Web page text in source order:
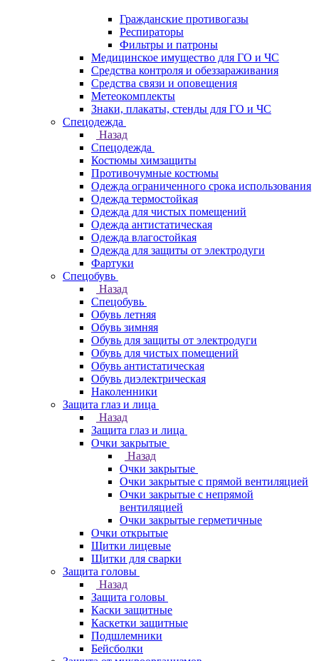
Гражданские противогазы
Респираторы
Фильтры и патроны
Медицинское имущество для ГО и ЧС
Средства контроля и обеззараживания
Средства связи и оповещения
Метеокомплекты
Знаки, плакаты, стенды для ГО и ЧС
Спецодежда
Назад
Спецодежда
Костюмы химзащиты
Противочумные костюмы
Одежда ограниченного срока использования
Одежда термостойкая
Одежда для чистых помещений
Одежда антистатическая
Одежда влагостойкая
Одежда для защиты от электродуги
Фартуки
Спецобувь
Назад
Спецобувь
Обувь летняя
Обувь зимняя
Обувь для защиты от электродуги
Обувь для чистых помещений
Обувь антистатическая
Обувь диэлектрическая
Наколенники
Защита глаз и лица
Назад
Защита глаз и лица
Очки закрытые
Назад
Очки закрытые
Очки закрытые с прямой вентиляцией
Очки закрытые с непрямой
вентиляцией
Очки закрытые герметичные
Очки открытые
Щитки лицевые
Щитки для сварки
Защита головы
Назад
Защита головы
Каски защитные
Каскетки защитные
Подшлемники
Бейсболки